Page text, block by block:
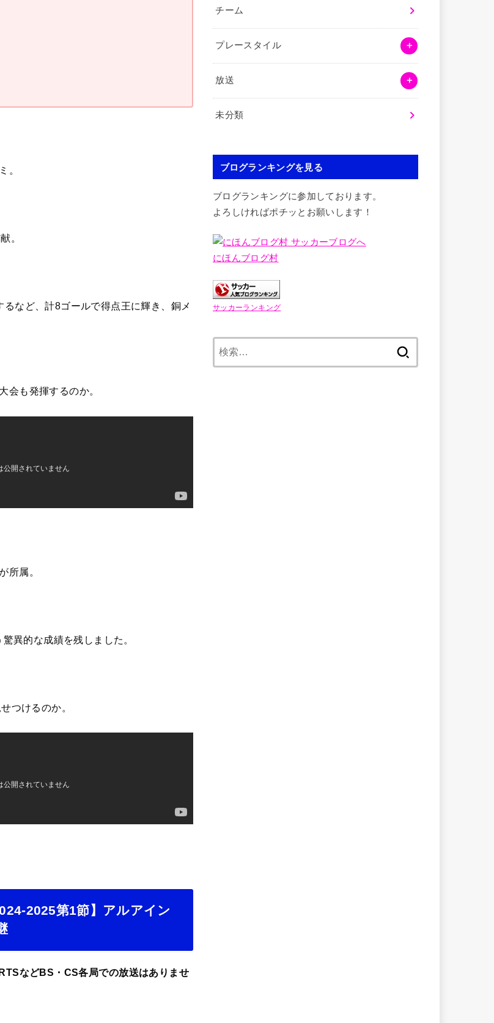
。
。
など、計8ゴールで得点王に輝き、銅メ
会も発揮するのか。
所属。
異的な成績を残しました。
つけるのか。
2025第1節】アルアイン
などBS・CS各局での放送はありませ
チーム
プレースタイル
放送
未分類
ブログランキングを見る
ブログランキングに参加しております。
よろしければポチッとお願いします！
にほんブログ村
サッカーランキング